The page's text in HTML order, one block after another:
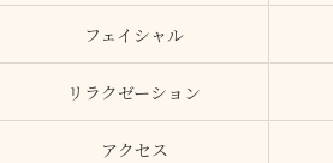
フェイシャル
リラクゼーション
アクセス